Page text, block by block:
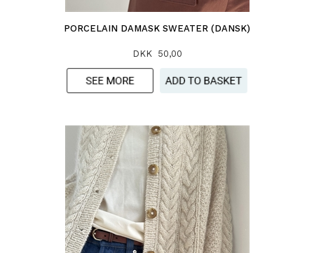
PORCELAIN DAMASK SWEATER (DANSK)
DKK 50,00